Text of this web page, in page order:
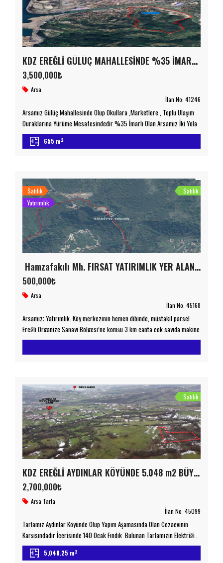
KDZ EREĞLİ GÜLÜÇ MAHALLESİNDE %35 İMARLI DENİZ MANZARALI SATILIK ARSA
3,500,000₺
Arsa
İlan No: 41246
Arsamız Gülüç Mahallesinde Olup Okullara ,Marketlere , Toplu Ulaşım
Duraklarına Yürüme Mesafesindedir %35 İmarlı Olan Arsamız İki Yola
Cepheli Olup Elektrik , Yol , Su , Ve İnternet Alt Yapısı Mevcuttur Full
Deniz Manzaralıdır 3 Kat İmarlıdır Yatırım Amaçlı Düşünenler İçin
655 m2
Satılık
Yatırımlık
Satılık
Hamzafakılı Mh. FIRSAT YATIRIMLIK YER ALAN KAZANIR
500,000₺
Arsa
İlan No: 45168
Arsamız; Yatırımlık. Köy merkezinin hemen dibinde, müstakil parsel
Ereğli Organize Sanayi Bölgesi’ne komşu 3 km çapta çok sayıda makine
ve çelik sanayi fabrikası​ Denize kuş uçuşu 4.5 km, Ereğli ilçe
Satılık
KDZ EREĞLİ AYDINLAR KÖYÜNDE 5.048 m2 BÜYÜKLÜĞÜNDE SATILIK TARLA/ARSA
2,700,000₺
Arsa Tarla
İlan No: 45099
Tarlamız Aydınlar Köyünde Olup Yapım Aşamasında Olan Cezaevinin
Karşısındadır İçerisinde 140 Ocak Fındık Bulunan Tarlamızın Elektriği ,
Suyu Ve Kadostro Yolu Bulunmaktadır Müstakil Ev , Bungalov , Fındık
Üretimi , Bağ Bahçe Olarak Kullanıma Uygundur Şehrin Yerleşim Yeri
5,048.25 m2